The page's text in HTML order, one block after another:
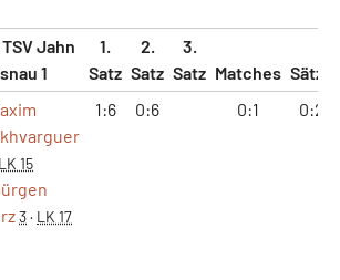
TSV Jahn
1
1.
Satz
2.
Satz
3.
Satz Matches Sätze
LK 15
3· LK 17
1:6 0:6 0:1 0:2